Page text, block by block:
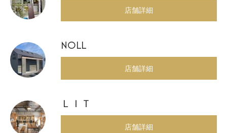
店舗詳細
NOLL
店舗詳細
ＬＩＴ
店舗詳細